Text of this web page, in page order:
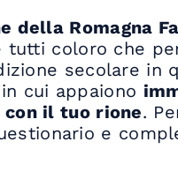
della Romagna
tutti coloro che
secolare in
cui appaiono
il tuo rione.
e